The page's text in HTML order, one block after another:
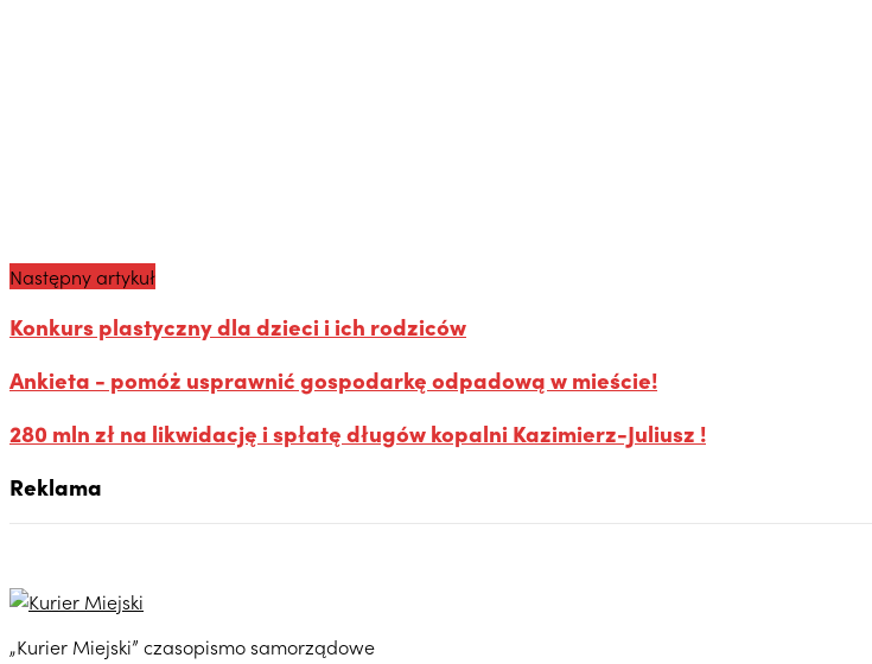
Następny artykuł
Konkurs plastyczny dla dzieci i ich rodziców
Ankieta - pomóż usprawnić gospodarkę odpadową w mieście!
280 mln zł na likwidację i spłatę długów kopalni Kazimierz-Juliusz !
Reklama
„Kurier Miejski” czasopismo samorządowe